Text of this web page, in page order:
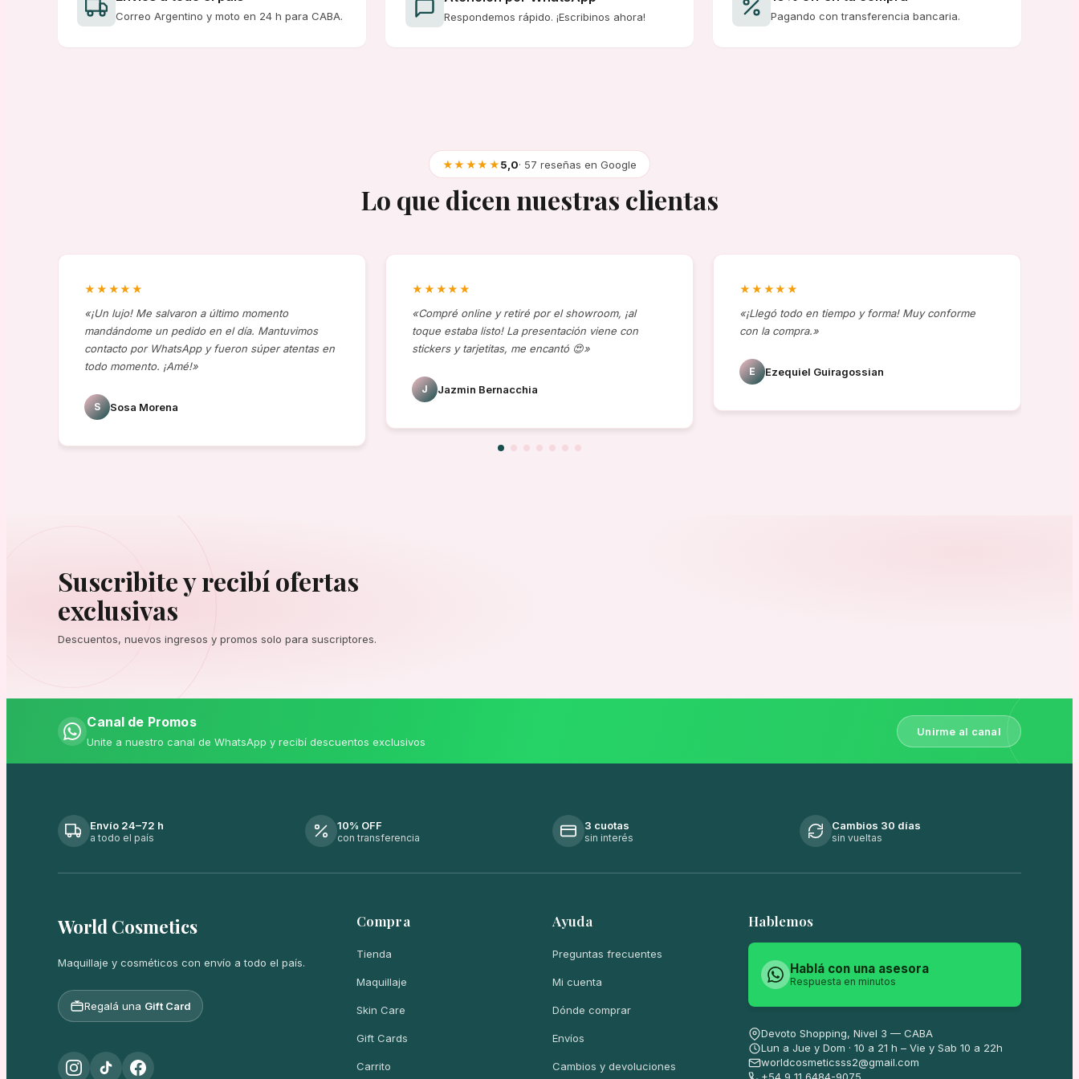
Correo Argentino y moto en 24 h para CABA. Respondemos rápido. ¡Escribinos ahora! Pagando con transferencia bancaria.
★★★★★5,0· 57 reseñas en Google
Lo que dicen nuestras clientas
★★★★★
«¡Un lujo! Me salvaron a último momento
mandándome un pedido en el día. Mantuvimos
contacto por WhatsApp y fueron súper atentas en
todo momento. ¡Amé!»
S Sosa Morena
★★★★★
«Compré online y retiré por el showroom, ¡al
toque estaba listo! La presentación viene con
stickers y tarjetitas, me encantó 😍»
J Jazmin Bernacchia
★★★★★
«¡Llegó todo en tiempo y forma! Muy conforme
con la compra.»
E Ezequiel Guiragossian
Suscribite y recibí ofertas
exclusivas
Descuentos, nuevos ingresos y promos solo para suscriptores.
Canal de Promos
Unite a nuestro canal de WhatsApp y recibí descuentos exclusivos
Unirme al canal
Envío 24–72 h
a todo el país
10% OFF
con transferencia
3 cuotas
sin interés
Cambios 30 días
sin vueltas
World Cosmetics
Maquillaje y cosméticos con envío a todo el país.
Regalá una Gift Card
Compra
Tienda
Maquillaje
Skin Care
Gift Cards
Carrito
Ayuda
Preguntas frecuentes
Mi cuenta
Dónde comprar
Envíos
Cambios y devoluciones
Hablemos
Hablá con una asesora
Respuesta en minutos
Devoto Shopping, Nivel 3 — CABA
Lun a Jue y Dom · 10 a 21 h – Vie y Sab 10 a 22h
worldcosmeticsss2@gmail.com